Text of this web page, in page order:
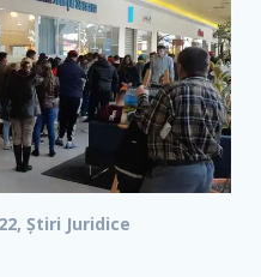
Știri Juridice